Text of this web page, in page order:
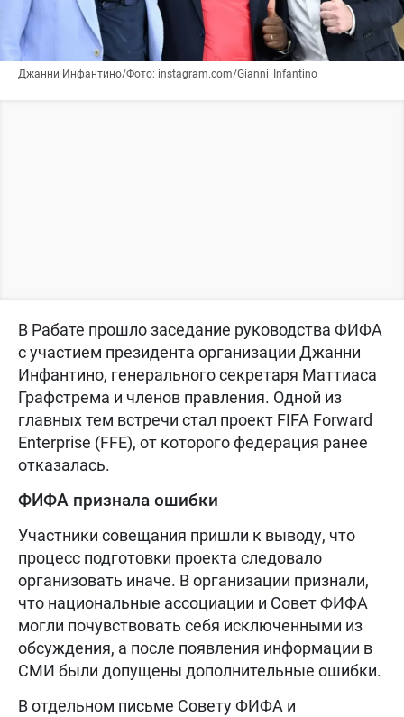
Джанни Инфантино/Фото: instagram.com/Gianni_Infantino
В Рабате прошло заседание руководства ФИФА
с участием президента организации Джанни
Инфантино, генерального секретаря Маттиаса
Графстрема и членов правления. Одной из
главных тем встречи стал проект FIFA Forward
Enterprise (FFE), от которого федерация ранее
отказалась.
ФИФА признала ошибки
Участники совещания пришли к выводу, что
процесс подготовки проекта следовало
организовать иначе. В организации признали,
что национальные ассоциации и Совет ФИФА
могли почувствовать себя исключенными из
обсуждения, а после появления информации в
СМИ были допущены дополнительные ошибки.
В отдельном письме Совету ФИФА и